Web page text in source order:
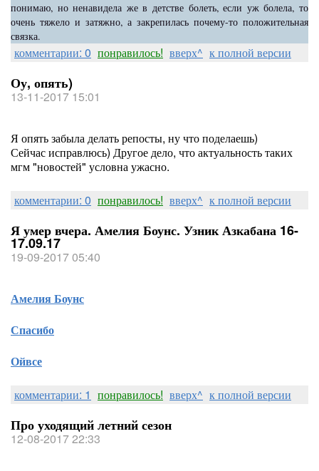
понимаю, но ненавидела же в детстве болеть, если уж болела, то
очень тяжело и затяжно, а закрепилась почему-то положительная
связка.
комментарии: 0 понравилось! вверх^ к полной версии
Оу, опять)
13-11-2017 15:01
Я опять забыла делать репосты, ну что поделаешь)
Сейчас исправлюсь) Другое дело, что актуальность таких
мгм "новостей" условна ужасно.
комментарии: 0 понравилось! вверх^ к полной версии
Я умер вчера. Амелия Боунс. Узник Азкабана 16-
17.09.17
19-09-2017 05:40
Амелия Боунс
Спасибо
Ойвсе
комментарии: 1 понравилось! вверх^ к полной версии
Про уходящий летний сезон
12-08-2017 22:33